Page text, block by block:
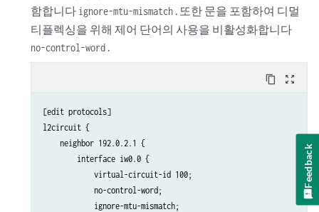
함합니다 ignore-mtu-mismatch . 또한 문을 포함하여 디멀
티플렉싱을 위해 제어 단어의 사용을 비활성화합니다
no-control-word
content_copy zoom_out_map
[edit protocols]
l2circuit {
    neighbor 192.0.2.1 {
        interface iw0.0 {
            virtual-circuit-id 100;
            no-control-word;
            ignore-mtu-mismatch;
Feedback